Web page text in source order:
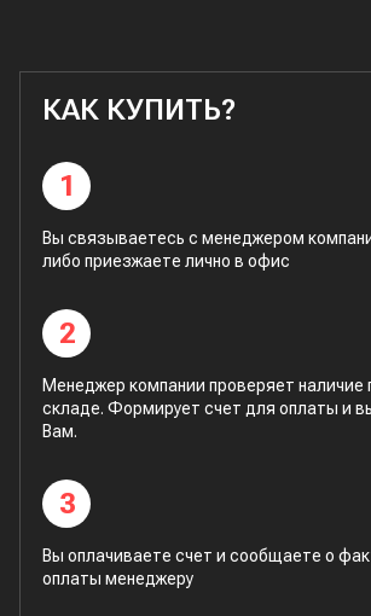
КАК КУПИТЬ?
1
Вы связываетесь с менеджером
либо приезжаете лично в офис
2
Менеджер компании проверяет наличие
складе. Формирует счет для оплаты и
Вам.
3
Вы оплачиваете счет и сообщаете о
оплаты менеджеру